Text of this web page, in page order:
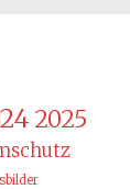
2025